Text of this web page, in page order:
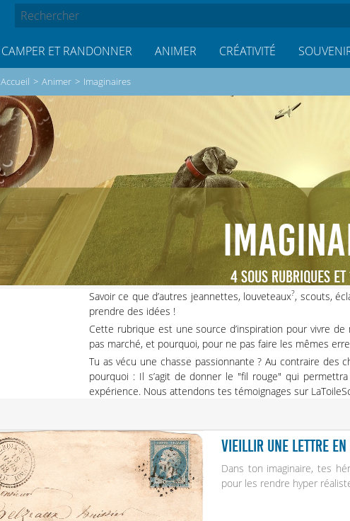
CAMPER ET RANDONNER ANIMER CRÉATIVITÉ
Accueil > Animer > Imaginaires
4 SOUS RUBRIQUES
Savoir ce que d’autres jeannettes, louveteaux?, scouts,
prendre des idées !
Cette rubrique est une source d’inspiration pour vivre de
pas marché, et pourquoi, pour ne pas faire les mêmes
Tu as vécu une chasse passionnante ? Au contraire des
pourquoi : Il s’agit de donner le "fil rouge" qui
expérience. Nous attendons tes témoignages sur
Vieillir une lettre en
Dans ton imaginaire, tes
pour les rendre hyper